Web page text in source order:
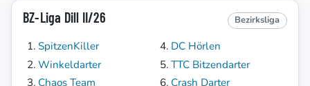
BZ-Liga Dill II/26 Bezirksliga
SpitzenKiller
Winkeldarter
Chaos Team
DC Hörlen
TTC Bitzendarter
Crash Darter